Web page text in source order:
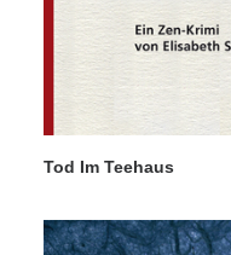
Tod Im Teehaus